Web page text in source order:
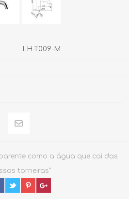
LH-T009-M
como a água que cai das
torneiras"